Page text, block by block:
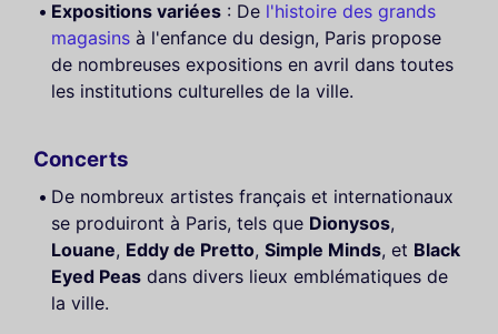
Expositions variées : De l'histoire des grands
magasins à l'enfance du design, Paris propose
de nombreuses expositions en avril dans toutes
les institutions culturelles de la ville.
Concerts
De nombreux artistes français et internationaux
se produiront à Paris, tels que Dionysos,
Louane, Eddy de Pretto, Simple Minds, et Black
Eyed Peas dans divers lieux emblématiques de
la ville.